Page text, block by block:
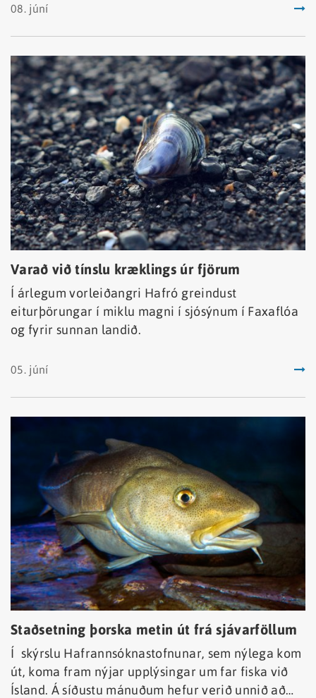
tegunda í hvalveiðum í atvinnuskyni allt frá lokum
08. júní
Varað við tínslu kræklings úr fjörum
Í árlegum vorleiðangri Hafró greindust
eiturþörungar í miklu magni í sjósýnum í Faxaflóa
og fyrir sunnan landið.
05. júní
Staðsetning þorska metin út frá sjávarföllum
Í skýrslu Hafrannsóknastofnunar, sem nýlega kom
út, koma fram nýjar upplýsingar um far fiska við
Ísland. Á síðustu mánuðum hefur verið unnið að